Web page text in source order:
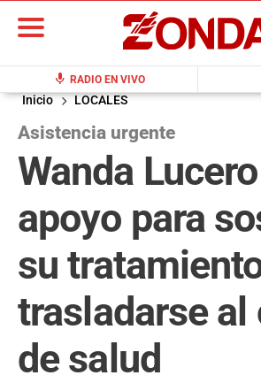
mic RADIO EN VIVO
Inicio LOCALES
Asistencia urgente
Wanda
apoyo para
su
trasladarse al
de salud